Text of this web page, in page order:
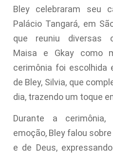
Bley celebraram seu
Palácio Tangará, em
que reuniu diversas
Maisa e Gkay como
cerimônia foi escolhida
de Bley, Silvia, que
dia, trazendo um toque
Durante a
emoção, Bley falou
e de Deus,